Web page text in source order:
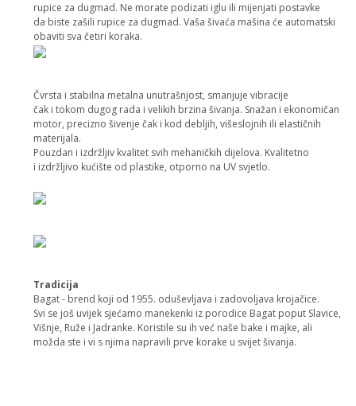
rupice za dugmad. Ne morate podizati iglu ili mijenjati postavke
da biste zašili rupice za dugmad. Vaša šivaća mašina će automatski
obaviti sva četiri koraka.
Čvrsta i stabilna metalna unutrašnjost, smanjuje vibracije
čak i tokom dugog rada i velikih brzina šivanja. Snažan i ekonomičan
motor, precizno šivenje čak i kod debljih, višeslojnih ili elastičnih
materijala.
Pouzdan i izdržljiv kvalitet svih mehaničkih dijelova. Kvalitetno
i izdržljivo kućište od plastike, otporno na UV svjetlo.
Tradicija
Bagat - brend koji od 1955. oduševljava i zadovoljava krojačice.
Svi se još uvijek sjećamo manekenki iz porodice Bagat poput Slavice,
Višnje, Ruže i Jadranke. Koristile su ih već naše bake i majke, ali
možda ste i vi s njima napravili prve korake u svijet šivanja.